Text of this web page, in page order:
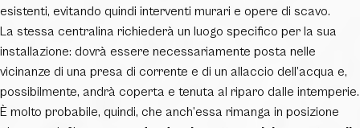
esistenti, evitando quindi interventi murari e opere di scavo.
La stessa centralina richiederà un luogo specifico per la sua
installazione: dovrà essere necessariamente posta nelle
vicinanze di una presa di corrente e di un allaccio dell’acqua e,
possibilmente, andrà coperta e tenuta al riparo dalle intemperie.
È molto probabile, quindi, che anch’essa rimanga in posizione